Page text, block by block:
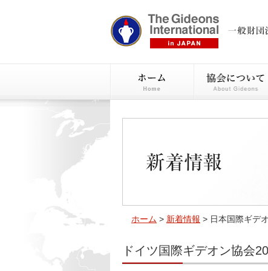
ホーム > 新着情報 > 日本国際ギデ
ドイツ国際ギデオン協会